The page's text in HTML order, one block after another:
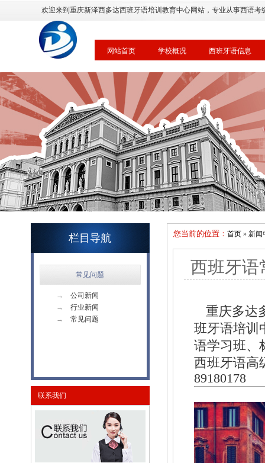
欢迎来到重庆新泽西多达西班牙语培训教育中心网站，专业从事西语考
网站首页 学校概况 西班牙语信息
栏目导航
常见问题
→
公司新闻
→
行业新闻
→
常见问题
联系我们
您当前的位置： 首页» 新闻
西班牙语
重庆多达
班牙语培训
语学习班、
西班牙语高
89180178